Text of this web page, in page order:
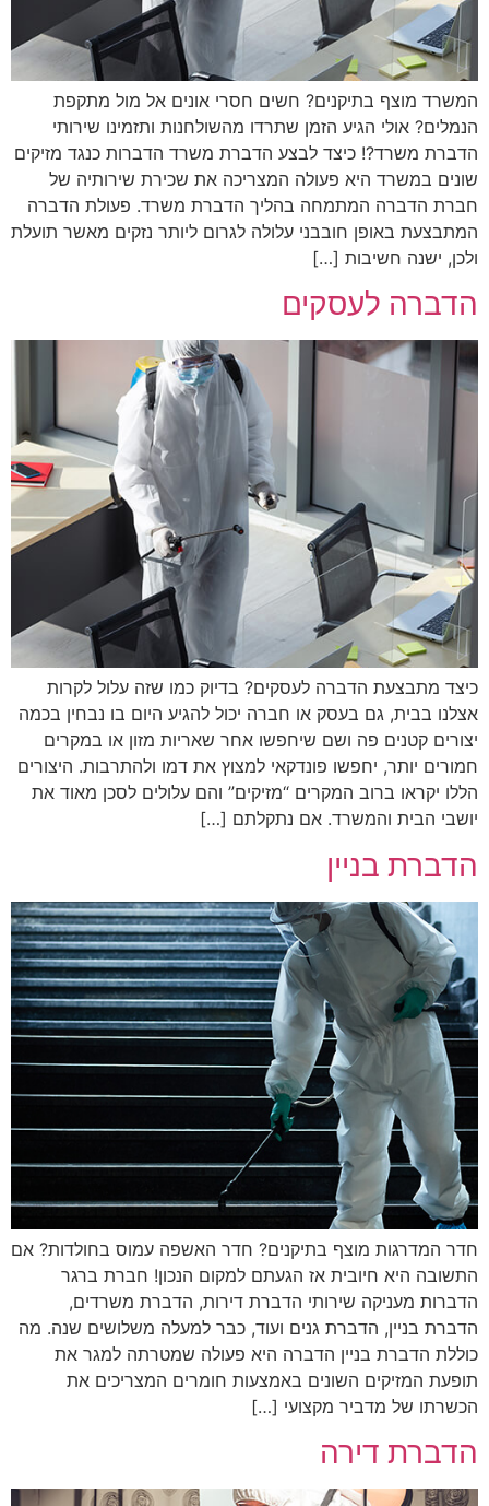
המשרד מוצף בתיקנים? חשים חסרי אונים אל מול מתקפת
הנמלים? אולי הגיע הזמן שתרדו מהשולחנות ותזמינו שירותי
הדברת משרד?! כיצד לבצע הדברת משרד הדברות כנגד מזיקים
שונים במשרד היא פעולה המצריכה את שכירת שירותיה של
חברת הדברה המתמחה בהליך הדברת משרד. פעולת הדברה
המתבצעת באופן חובבני עלולה לגרום ליותר נזקים מאשר תועלת
ולכן, ישנה חשיבות […]
הדברה לעסקים
כיצד מתבצעת הדברה לעסקים? בדיוק כמו שזה עלול לקרות
אצלנו בבית, גם בעסק או חברה יכול להגיע היום בו נבחין בכמה
יצורים קטנים פה ושם שיחפשו אחר שאריות מזון או במקרים
חמורים יותר, יחפשו פונדקאי למצוץ את דמו ולהתרבות. היצורים
הללו יקראו ברוב המקרים “מזיקים” והם עלולים לסכן מאוד את
יושבי הבית והמשרד. אם נתקלתם […]
הדברת בניין
חדר המדרגות מוצף בתיקנים? חדר האשפה עמוס בחולדות? אם
התשובה היא חיובית אז הגעתם למקום הנכון! חברת ברגר
הדברות מעניקה שירותי הדברת דירות, הדברת משרדים,
הדברת בניין, הדברת גנים ועוד, כבר למעלה משלושים שנה. מה
כוללת הדברת בניין הדברה היא פעולה שמטרתה למגר את
תופעת המזיקים השונים באמצעות חומרים המצריכים את
הכשרתו של מדביר מקצועי […]
הדברת דירה